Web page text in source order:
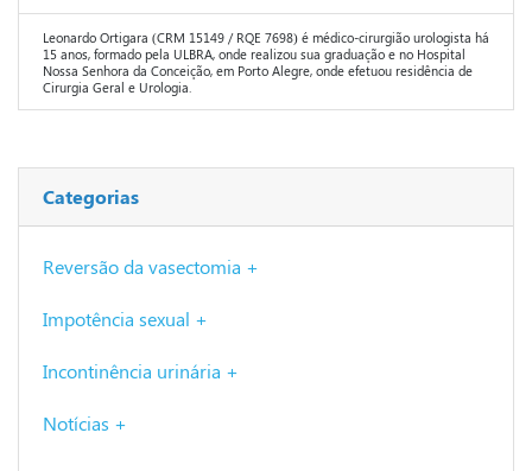
Leonardo Ortigara (CRM 15149 / RQE 7698) é médico-cirurgião urologista há
15 anos, formado pela ULBRA, onde realizou sua graduação e no Hospital
Nossa Senhora da Conceição, em Porto Alegre, onde efetuou residência de
Cirurgia Geral e Urologia.
Categorias
Reversão da vasectomia +
Impotência sexual +
Incontinência urinária +
Notícias +